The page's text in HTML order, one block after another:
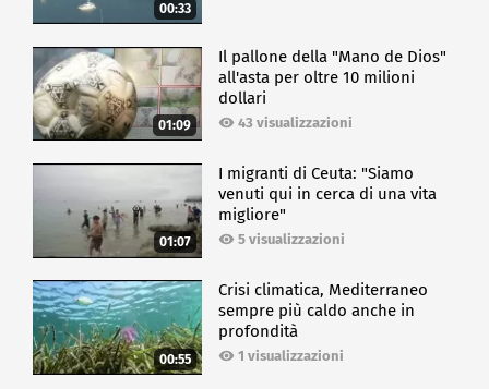
00:33
01:09
Il pallone della "Mano de Dios"
all'asta per oltre 10 milioni
dollari
43 visualizzazioni
01:07
I migranti di Ceuta: "Siamo
venuti qui in cerca di una vita
migliore"
5 visualizzazioni
00:55
Crisi climatica, Mediterraneo
sempre più caldo anche in
profondità
1 visualizzazioni